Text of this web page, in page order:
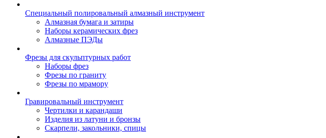
Специальный полировальный алмазный инструмент
Алмазная бумага и затиры
Наборы керамических фрез
Алмазные ПЭДы
Фрезы для скульптурных работ
Наборы фрез
Фрезы по граниту
Фрезы по мрамору
Гравировальный инструмент
Чертилки и карандаши
Изделия из латуни и бронзы
Скарпели, закольники, спицы